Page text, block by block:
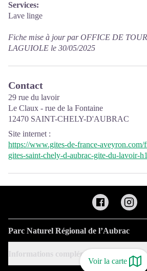
Voir la carte
Services:
Lave linge
Fiche mise à jour par OFFICE DE
LAGUIOLE le 30/05/2025
Contact
29 rue du lavoir
Le Claux - rue de la Fontaine
12470 SAINT-CHELY-D'AUBRAC
Site internet :
https://www.gites-de-france-
gites-saint-chely-d-aubrac-gite-du-lavoir-
Parc Naturel Régional de l’Aubrac
Informations complémentaires